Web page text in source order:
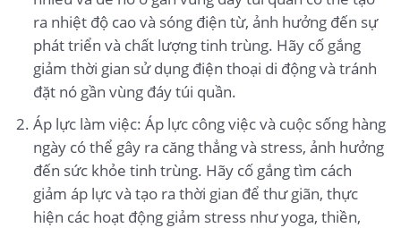
ra nhiệt độ cao và sóng điện từ, ảnh hưởng đến sự
phát triển và chất lượng tinh trùng. Hãy cố gắng
giảm thời gian sử dụng điện thoại di động và tránh
đặt nó gần vùng đáy túi quần.
Áp lực làm việc: Áp lực công việc và cuộc sống hàng
ngày có thể gây ra căng thẳng và stress, ảnh hưởng
đến sức khỏe tinh trùng. Hãy cố gắng tìm cách
giảm áp lực và tạo ra thời gian để thư giãn, thực
hiện các hoạt động giảm stress như yoga, thiền,